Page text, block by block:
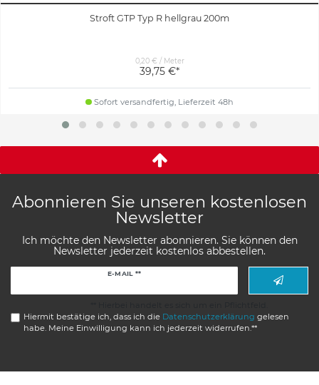
Stroft GTP Typ R hellgrau 200m
0,20 € / Meter
39,75 €*
Sofort versandfertig, Lieferzeit 48h
Abonnieren Sie unseren kostenlosen
Newsletter
Ich möchte den Newsletter abonnieren. Sie können den
Newsletter jederzeit kostenlos abbestellen.
E-MAIL **
Hiermit bestätige ich, dass ich die Daten­schutz­erklärung gelesen
habe. Meine Einwilligung kann ich jederzeit widerrufen.**